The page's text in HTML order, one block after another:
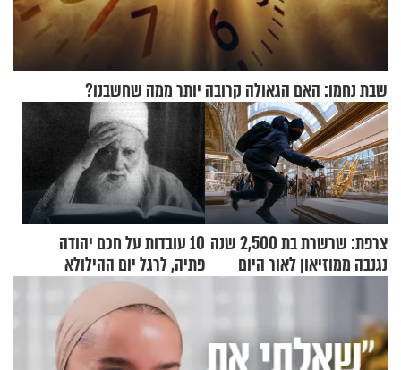
שבת נחמו: האם הגאולה קרובה יותר ממה שחשבנו?
צרפת: שרשרת בת 2,500 שנה
נגנבה ממוזיאון לאור היום
10 עובדות על חכם יהודה
פתיה, לרגל יום ההילולא